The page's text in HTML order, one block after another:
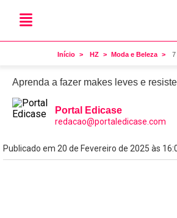
Início HZ Moda e Beleza 7
Moda
7 tendências
Aprenda a fazer makes leves e
Portal Edicase
redacao@portaledicase.com
Publicado em 20 de Fevereiro de 2025 às